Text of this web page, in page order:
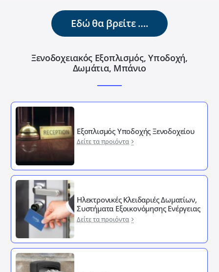
Εδώ θα βρείτε ….
Ξενοδοχειακός Εξοπλισμός, Υποδοχή,
Δωμάτια, Μπάνιο
Εξοπλισμός Υποδοχής Ξενοδοχείου
Δείτε τα προιόντα
Ηλεκτρονικές Κλειδαριές Δωματίων,
Συστήματα Εξοικονόμησης Ενέργειας
Δείτε τα προιόντα